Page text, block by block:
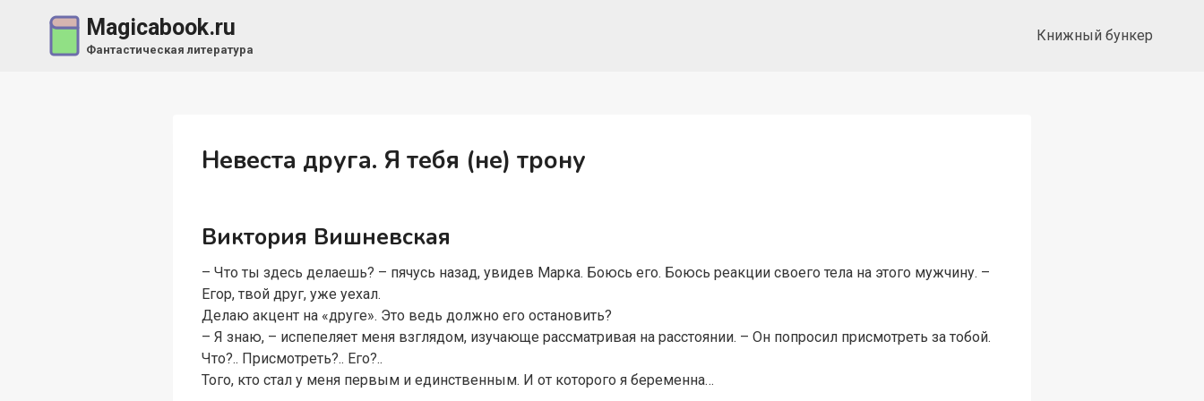
содержимому
Magicabook.ru
Фантастическая литература
Книжный бункер
Невеста друга. Я тебя (не) трону
Виктория Вишневская
– Что ты здесь делаешь? – пячусь назад, увидев Марка. Боюсь его. Боюсь реакции своего тела на этого мужчину. –
Егор, твой друг, уже уехал.
Делаю акцент на «друге». Это ведь должно его остановить?
– Я знаю, – испепеляет меня взглядом, изучающе рассматривая на расстоянии. – Он попросил присмотреть за тобой.
Что?.. Присмотреть?.. Его?..
Того, кто стал у меня первым и единственным. И от которого я беременна…